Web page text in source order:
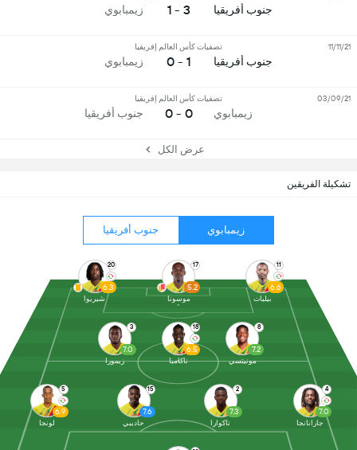
تشكيلة الفريقين
زيمبابوي جنوب أفريقيا
5
6.9
لونجا
15
7.6
حاديبي
2
7.3
تاكوارا
4
7.0
جارانانجا
3
7.0
زيمورا
18
6.5
ناكامبا
8
7.2
مونيتسي
20
6.3
شيريوا
17
5.2
موسونا
11
6.6
بيليات
جنوب أفريقيا 3 - 1 زيمبابوي
جنوب أفريقيا
تصفيات كأس العالم إفريقيا
1 - 0 زيمبابوي
11/11/21
زيمبابوي
تصفيات كأس العالم إفريقيا
0 - 0 جنوب أفريقيا
03/09/21
عرض الكل